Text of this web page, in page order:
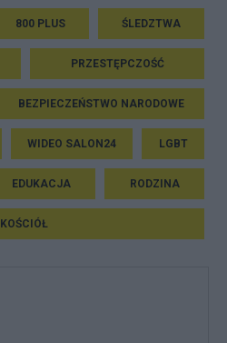
800 PLUS ŚLEDZTWA
PRZESTĘPCZOŚĆ
BEZPIECZEŃSTWO NARODOWE
WIDEO SALON24 LGBT
EDUKACJA RODZINA
KOŚCIÓŁ